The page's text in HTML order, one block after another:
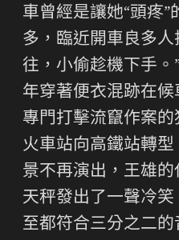
車曾經是讓她“頭疼”
多，臨近開車良多
往，小偷趁機下手。
年穿著便衣混跡在候
專門打擊流竄作案
火車站向高鐵站轉
景不再演出，王雄
天秤發出了一聲冷
至都符合三分之二